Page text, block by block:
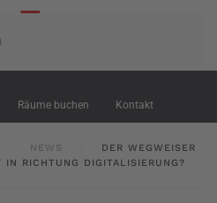
Räume buchen Kontakt
NEWS
DER WEGWEISER
IN RICHTUNG DIGITALISIERUNG?